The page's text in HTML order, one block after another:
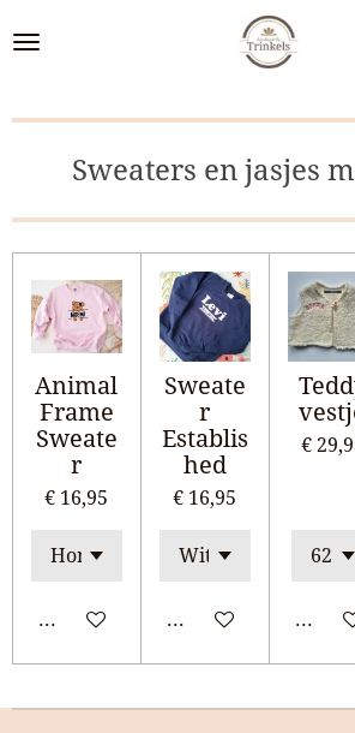
direct
Sweaters en jasjes
Animal
Frame
Sweate
r
€ 16,95
Bekijk details
Sweate
r
Establis
hed
€ 16,95
Bekijk details
€
Bekijk